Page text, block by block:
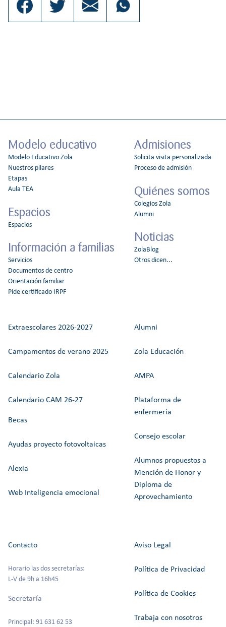
Modelo educativo
Modelo Educativo Zola
Nuestros pilares
Etapas
Aula TEA
Espacios
Espacios
Información a familias
Servicios
Documentos de centro
Orientación familiar
Pide certificado IRPF
Admisiones
Solicita visita personalizada
Proceso de admisión
Quiénes somos
Colegios Zola
Alumni
Noticias
ZolaBlog
Otros dicen...
Extraescolares 2026-2027
Campamentos de verano 2025
Calendario Zola
Calendario CAM 26-27
Becas
Ayudas proyecto fotovoltaicas
Alexia
Web Inteligencia emocional
Alumni
Zola Educación
AMPA
Plataforma de
enfermería
Consejo escolar
Alumnos propuestos a
Mención de Honor y
Diploma de
Aprovechamiento
Contacto
Horario las dos secretarías:
L-V de 9h a 16h45
Secretaría
Principal: 91 631 62 53
Aviso Legal
Política de Privacidad
Política de Cookies
Trabaja con nosotros